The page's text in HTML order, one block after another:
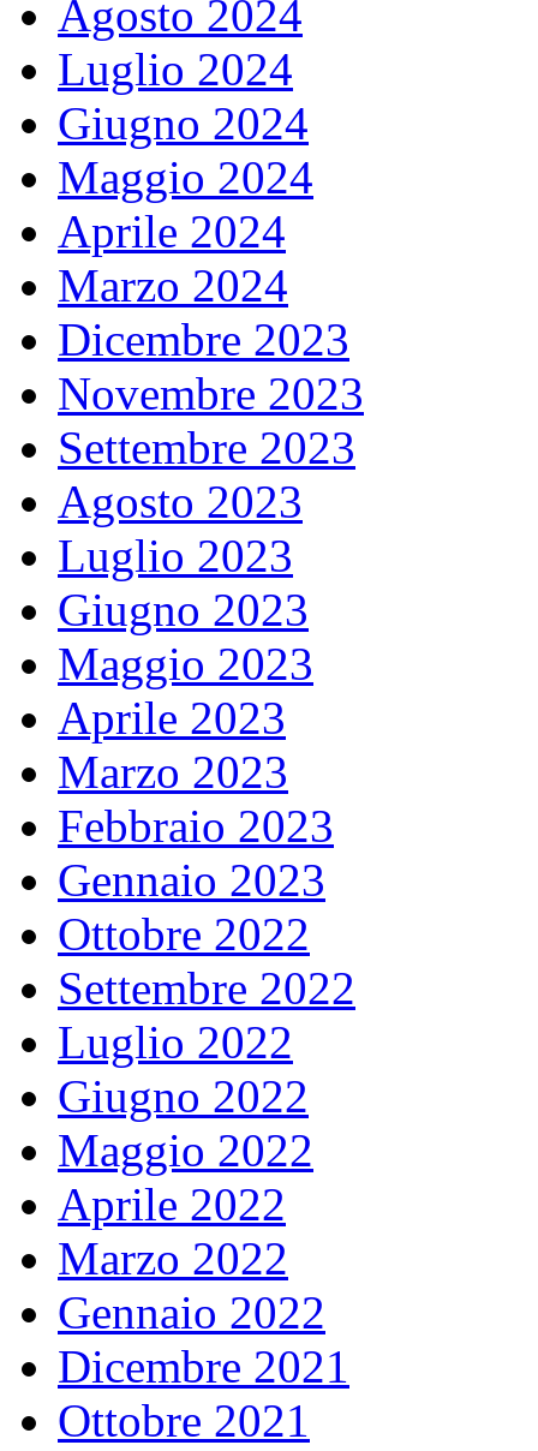
Agosto 2024
Luglio 2024
Giugno 2024
Maggio 2024
Aprile 2024
Marzo 2024
Dicembre 2023
Novembre 2023
Settembre 2023
Agosto 2023
Luglio 2023
Giugno 2023
Maggio 2023
Aprile 2023
Marzo 2023
Febbraio 2023
Gennaio 2023
Ottobre 2022
Settembre 2022
Luglio 2022
Giugno 2022
Maggio 2022
Aprile 2022
Marzo 2022
Gennaio 2022
Dicembre 2021
Ottobre 2021